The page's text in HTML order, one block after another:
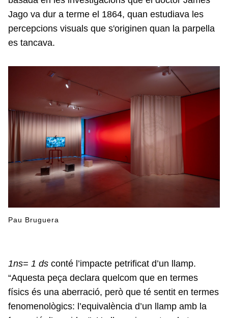
Jago va dur a terme el 1864, quan estudiava les
percepcions visuals que s'originen quan la parpella
es tancava.
Pau Bruguera
1ns= 1 ds conté l’impacte petrificat d’un llamp.
“Aquesta peça declara quelcom que en termes
físics és una aberració, però que té sentit en termes
fenomenològics: l’equivalència d’un llamp amb la